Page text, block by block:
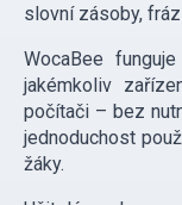
slovní zásoby,
WocaBee
jakémkoliv
počítači – bez
jednoduchost
žáky.